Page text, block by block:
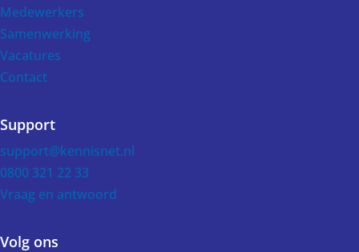
Medewerkers
Samenwerking
Vacatures
Contact
Support
support@kennisnet.nl
0800 321 22 33
Vraag en antwoord
Volg ons